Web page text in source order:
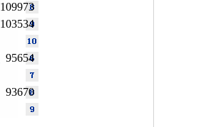
109973
103534
95654
93670